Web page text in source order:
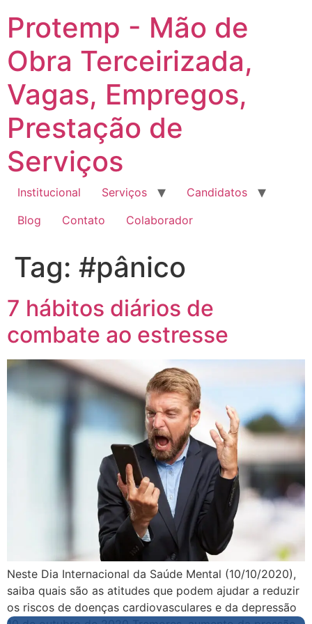
para
conteúdo
Protemp - Mão de
Obra Terceirizada,
Vagas, Empregos,
Prestação de
Serviços
Institucional Serviços
Candidatos
Blog
Contato Colaborador
Tag: #pânico
7 hábitos diários de
combate ao estresse
Neste Dia Internacional da Saúde Mental (10/10/2020),
saiba quais são as atitudes que podem ajudar a reduzir
os riscos de doenças cardiovasculares e da depressão